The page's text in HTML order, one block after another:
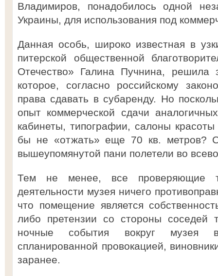
Владимиров, понадобилось одной
Украины, для использования под
Данная особь, широко известная в
питерской общественной
Отечество» Галина Пучнина, решила
которое, согласно российскому
права сдавать в субаренду. Но
опыт коммерческой сдачи
кабинеты, типографии, салоны
бы не «отжать» еще 70 кв. метров?
вышеупомянутой пани полетели во
Тем не менее, все проверяющие
деятельности музея ничего
что помещение является
либо претензии со стороны соседей
ночные события вокруг музея
спланированной провокацией,
заранее.